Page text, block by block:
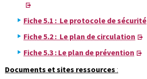
Fiche 5.1 : Le protocole de sécurité
Fiche 5.2 : Le plan de circulation
Fiche 5.3 : Le plan de prévention
Documents et sites ressources :